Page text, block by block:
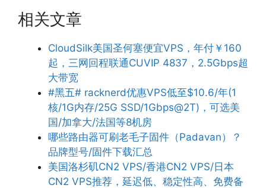
相关文章
CloudSilk美国圣何塞便宜VPS，年付￥160
起，三网回程联通CUVIP 4837，2.5Gbps超
大带宽
#黑五# racknerd优惠VPS低至$10.6/年(1
核/1G内存/25G SSD/1Gbps@2T)，可选美
国/加拿大/法国等8机房
哪些路由器可刷老毛子固件（Padavan）？
品牌型号/固件下载汇总
美国洛杉矶CN2 VPS/香港CN2 VPS/日本
CN2 VPS推荐，延迟低、稳定性高、免费备